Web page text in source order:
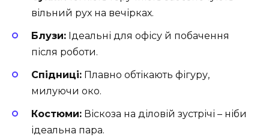
вільний рух на вечірках.
Блузи: Ідеальні для офісу й побачення
після роботи.
Спідниці: Плавно обтікають фігуру,
милуючи око.
Костюми: Віскоза на діловій зустрічі – ніби
ідеальна пара.